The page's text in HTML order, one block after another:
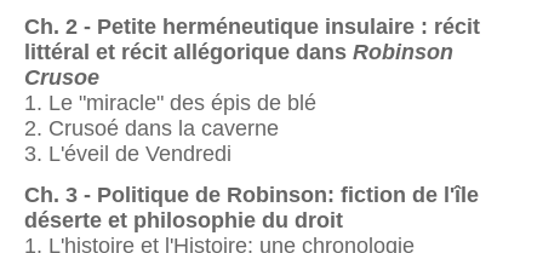
Ch. 2 - Petite herméneutique insulaire : récit
littéral et récit allégorique dans Robinson
Crusoe
1. Le "miracle" des épis de blé
2. Crusoé dans la caverne
3. L'éveil de Vendredi
Ch. 3 - Politique de Robinson: fiction de l'île
déserte et philosophie du droit
1. L'histoire et l'Histoire: une chronologie